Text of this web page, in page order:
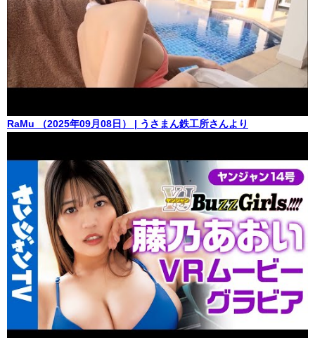
RaMu （2025年09月08日） | うさまん鉄工所さんより